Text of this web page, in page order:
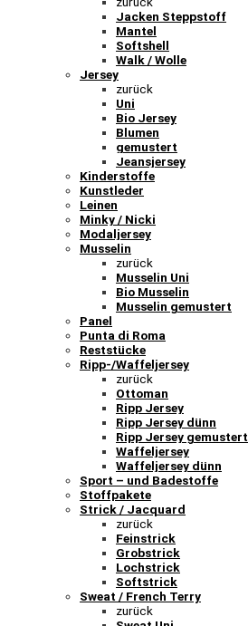
Jacken Steppstoff
Mantel
Softshell
Walk / Wolle
Jersey
zurück
Uni
Bio Jersey
Blumen
gemustert
Jeansjersey
Kinderstoffe
Kunstleder
Leinen
Minky / Nicki
Modaljersey
Musselin
zurück
Musselin Uni
Bio Musselin
Musselin gemustert
Panel
Punta di Roma
Reststücke
Ripp-/Waffeljersey
zurück
Ottoman
Ripp Jersey
Ripp Jersey dünn
Ripp Jersey gemustert
Waffeljersey
Waffeljersey dünn
Sport – und Badestoffe
Stoffpakete
Strick / Jacquard
zurück
Feinstrick
Grobstrick
Lochstrick
Softstrick
Sweat / French Terry
zurück